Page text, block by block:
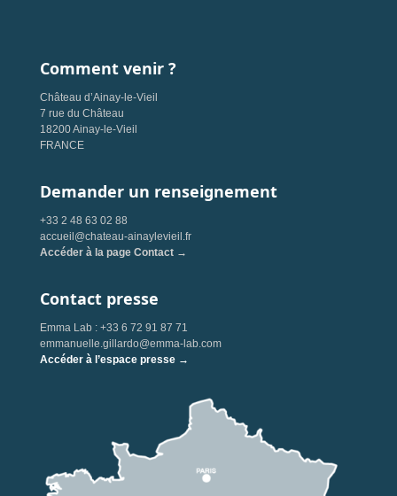
Comment venir ?
Château d’Ainay-le-Vieil
7 rue du Château
18200 Ainay-le-Vieil
FRANCE
Demander un renseignement
+33 2 48 63 02 88
accueil@chateau-ainaylevieil.fr
Accéder à la page Contact →
Contact presse
Emma Lab : +33 6 72 91 87 71
emmanuelle.gillardo@emma-lab.com
Accéder à l’espace presse →